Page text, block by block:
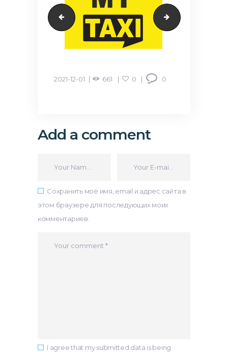
evo creditasia
2021-12-01 661 0 0
Add a comment
Сохранить моё имя, email и адрес сайта в
этом браузере для последующих моих
комментариев.
I agree that my submitted data is being